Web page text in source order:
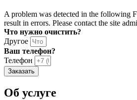
A problem was detected in the following
result in errors. Please contact the site
Что нужно очистить?
Другое
Ваш телефон?
Телефон
Заказать
Об услуге